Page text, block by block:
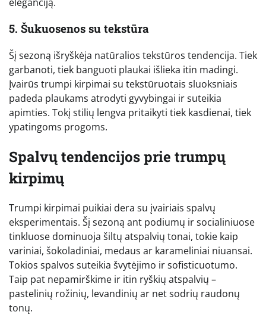
5. Šukuosenos su tekstūra
Šį sezoną išryškėja natūralios tekstūros tendencija. Tiek
garbanoti, tiek banguoti plaukai išlieka itin madingi.
Įvairūs trumpi kirpimai su tekstūruotais sluoksniais
padeda plaukams atrodyti gyvybingai ir suteikia
apimties. Tokį stilių lengva pritaikyti tiek kasdienai, tiek
ypatingoms progoms.
Spalvų tendencijos prie trumpų
kirpimų
Trumpi kirpimai puikiai dera su įvairiais spalvų
eksperimentais. Šį sezoną ant podiumų ir socialiniuose
tinkluose dominuoja šiltų atspalvių tonai, tokie kaip
variniai, šokoladiniai, medaus ar karameliniai niuansai.
Tokios spalvos suteikia švytėjimo ir sofisticuotumo.
Taip pat nepamirškime ir itin ryškių atspalvių –
pastelinių rožinių, levandinių ar net sodrių raudonų
tonų.